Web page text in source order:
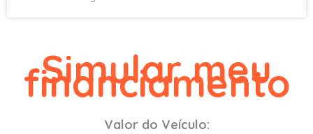
Simular meu
financiamento
Valor do Veículo: